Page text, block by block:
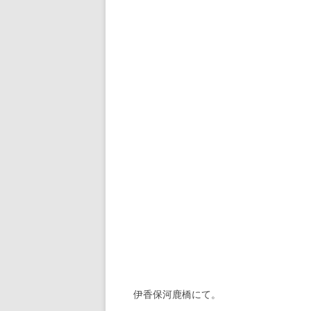
伊香保河鹿橋にて。